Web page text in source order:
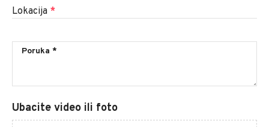
Lokacija *
Ubacite video ili foto